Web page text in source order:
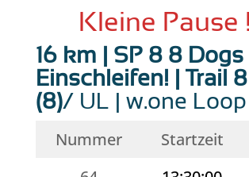
Kleine Pause
16 km | SP 8 8 Dogs
Einschleifen! | Trail
(8)/ UL | w.one Loop
Nummer Startzeit